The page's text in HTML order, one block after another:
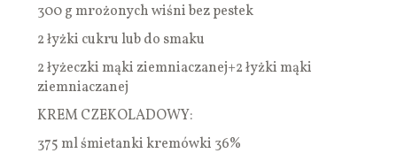
300 g mrożonych wiśni bez pestek
2 łyżki cukru lub do smaku
2 łyżeczki mąki ziemniaczanej+2 łyżki mąki
ziemniaczanej
KREM CZEKOLADOWY:
375 ml śmietanki kremówki 36%